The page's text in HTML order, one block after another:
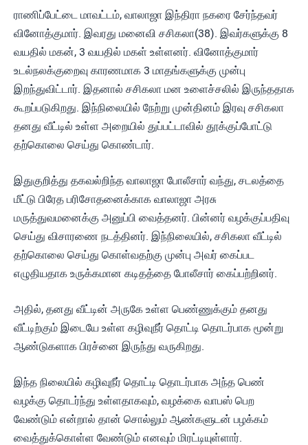
ராணிப்பேட்டை மாவட்டம், வாலாஜா இந்திரா நகரை சேர்ந்தவர்
வினோத்குமார். இவரது மனைவி சசிகலா(38). இவர்களுக்கு 8
வயதில் மகன், 3 வயதில் மகள் உள்ளனர். வினோத்குமார்
உடல்நலக்குறைவு காரணமாக 3 மாதங்களுக்கு முன்பு
இறந்துவிட்டார். இதனால் சசிகலா மன உளைச்சலில் இருந்ததாக
கூறப்படுகிறது. இந்நிலையில் நேற்று முன்தினம் இரவு சசிகலா
தனது வீட்டில் உள்ள அறையில் துப்பட்டாவில் தூக்குப்போட்டு
தற்கொலை செய்து கொண்டார்.
இதுகுறித்து தகவல்றிந்த வாலாஜா போலீசார் வந்து, சடலத்தை
மீட்டு பிரேத பரிசோதனைக்காக வாலாஜா அரசு
மருத்துவமனைக்கு அனுப்பி வைத்தனர். பின்னர் வழக்குப்பதிவு
செய்து விசாரணை நடத்தினர். இந்நிலையில், சசிகலா வீட்டில்
தற்கொலை செய்து கொள்வதற்கு முன்பு அவர் கைப்பட
எழுதியதாக உருக்கமான கடிதத்தை போலீசார் கைப்பற்றினர்.
அதில், தனது வீட்டின் அருகே உள்ள பெண்ணுக்கும் தனது
வீட்டிற்கும் இடையே உள்ள கழிவுநீர் தொட்டி தொடர்பாக மூன்று
ஆண்டுகளாக பிரச்னை இருந்து வருகிறது.
இந்த நிலையில் கழிவுநீர் தொட்டி தொடர்பாக அந்த பெண்
வழக்கு தொடர்ந்து உள்ளதாகவும், வழக்கை வாபஸ் பெற
வேண்டும் என்றால் தான் சொல்லும் ஆண்களுடன் பழக்கம்
வைத்துக்கொள்ள வேண்டும் எனவும் மிரட்டியுள்ளார்.